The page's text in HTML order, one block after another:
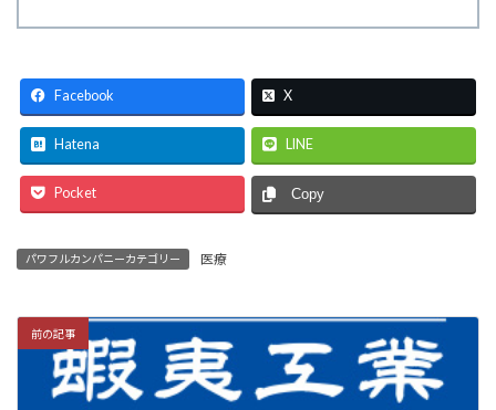
Facebook X
Hatena LINE
Pocket Copy
パワフルカンパニーカテゴリー 医療
前の記事